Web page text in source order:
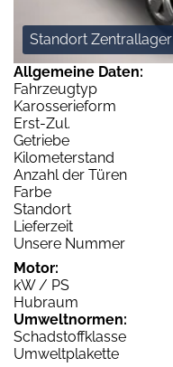
Standort Zentrallager
Allgemeine Daten:
Fahrzeugtyp
Karosserieform
Erst-Zul.
Getriebe
Kilometerstand
Anzahl der Türen
Farbe
Standort
Lieferzeit
Unsere Nummer
Motor:
kW / PS
Hubraum
Umweltnormen:
Schadstoffklasse
Umweltplakette